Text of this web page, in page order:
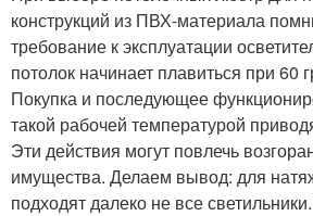
конструкций из ПВХ-материала
требование к эксплуатации
потолок начинает плавиться при 60
Покупка и последующее
такой рабочей температурой
Эти действия могут повлечь
имущества. Делаем вывод: для
подходят далеко не все светильники.